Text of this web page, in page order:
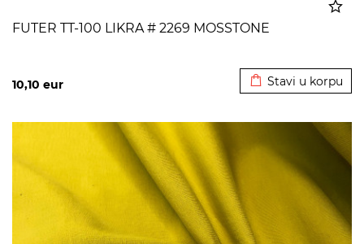
FUTER TT-100 LIKRA # 2269 MOSSTONE
10,10 eur Stavi u korpu